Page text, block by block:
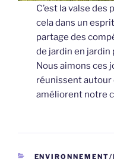
C’est la valse
cela dans un
partage des
de jardin en
Nous aimons ces
réunissent autour
améliorent notre
CATÉGORIES
ENVIRONNEMENT/